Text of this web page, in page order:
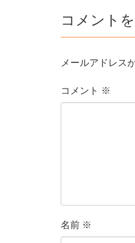
コメント
メールアドレス
コメント ※
名前 ※